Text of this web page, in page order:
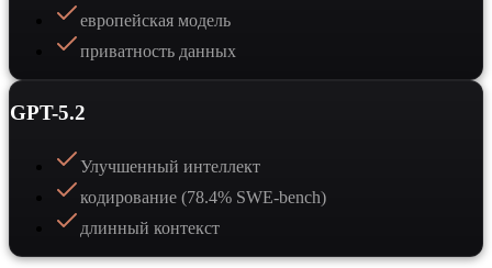
европейская модель
приватность данных
GPT-5.2
Улучшенный интеллект
кодирование (78.4% SWE-bench)
длинный контекст